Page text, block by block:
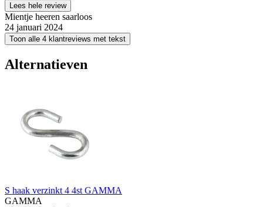
Lees hele review
Mientje heeren saarloos
24 januari 2024
Toon alle 4 klantreviews met tekst
Alternatieven
S haak verzinkt 4 4st GAMMA
GAMMA